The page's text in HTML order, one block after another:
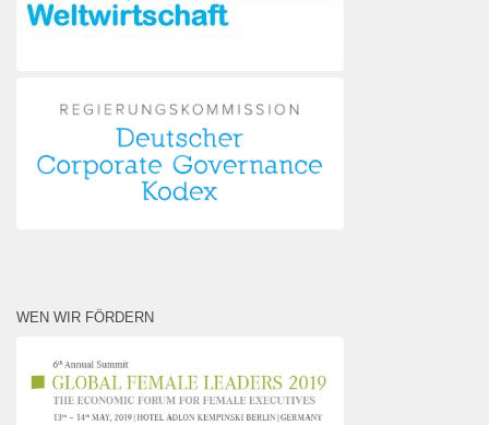
WEN WIR FÖRDERN